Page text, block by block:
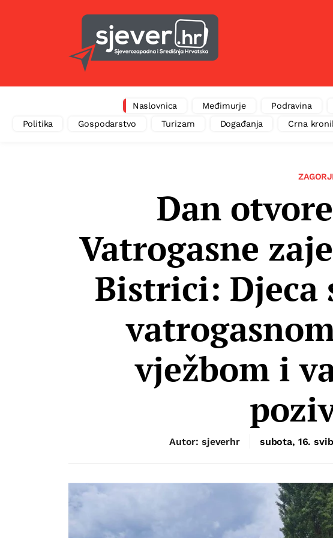
Naslovnica Međimurje Podravina
Politika
Gospodarstvo Turizam Događanja Crna
Dan
Vatrogasne
Bistrici: Djeca
vježbom i
Autor: sjeverhr subota, 16.